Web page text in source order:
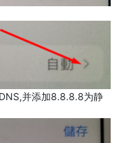
并添加8.8.8.8为静